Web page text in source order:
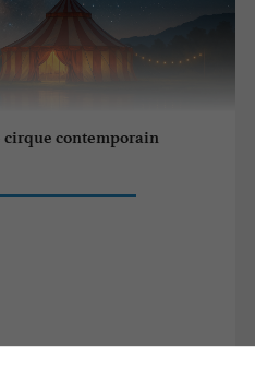
cirque contemporain